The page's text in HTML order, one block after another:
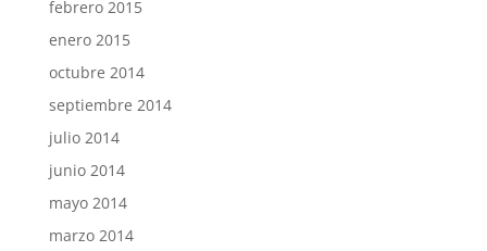
febrero 2015
enero 2015
octubre 2014
septiembre 2014
julio 2014
junio 2014
mayo 2014
marzo 2014